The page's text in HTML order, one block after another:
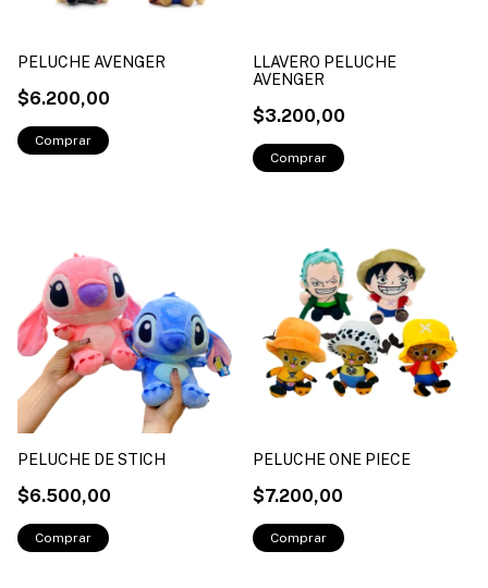
PELUCHE AVENGER
$6.200,00
LLAVERO PELUCHE
AVENGER
$3.200,00
PELUCHE DE STICH
$6.500,00
PELUCHE ONE PIECE
$7.200,00